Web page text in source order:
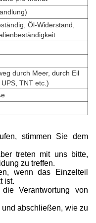
Öl-Widerstand,
durch Meer, durch Eil
TNT etc.)
stimmen Sie dem
treten mit uns bitte,
zu treffen.
wenn das Einzelteil
ist.
Verantwortung von
abschließen, wie zu